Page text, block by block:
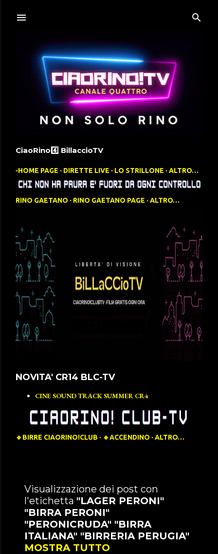
CiaoRino4️⃣ BillaccioTV
▫️HOME PAGE DIRETTE LIVE LO STRILLONE ALTRO…
RINO GAETANO RINO GAETANO PAGE ALTRO…
NOVITA' CR14 BLC-TV
CINE SOUND TRACK SUMMER CR4
🔹️BIRRE CIAORINO!CLUB 🔹️ACCENDINO ALTRO…
Visualizzazione dei post con
l'etichetta "LAGER PERONI"
"BIRRA PERONI"
"PERONICRUDA" "BIRRA
ITALIANA" "BIRRERIA PERUGIA"
MOSTRA TUTTO